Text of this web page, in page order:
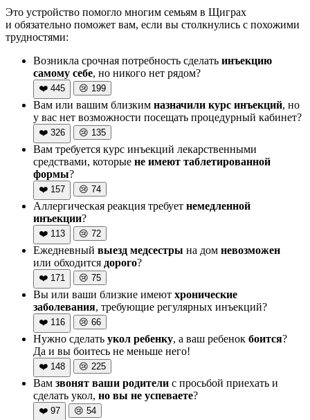
Это устройство помогло многим семьям в Щиграх
и обязательно поможет вам, если вы столкнулись с похожими
трудностями:
Возникла срочная потребность сделать инъекцию
самому себе, но никого нет рядом?
❤️ 445 😢 199
Вам или вашим близким назначили курс инъекций, но
у вас нет возможности посещать процедурный кабинет?
❤️ 326 😢 135
Вам требуется курс инъекций лекарственными
средствами, которые не имеют таблетированной
формы?
❤️ 157 😢 74
Аллергическая реакция требует немедленной
инъекции?
❤️ 113 😢 72
Ежедневный выезд медсестры на дом невозможен
или обходится дорого?
❤️ 171 😢 75
Вы или ваши близкие имеют хронические
заболевания, требующие регулярных инъекций?
❤️ 116 😢 66
Нужно сделать укол ребенку, а ваш ребенок боится?
Да и вы боитесь не меньше него!
❤️ 148 😢 225
Вам звонят ваши родители с просьбой приехать и
сделать укол, но вы не успеваете?
❤️ 97 😢 54